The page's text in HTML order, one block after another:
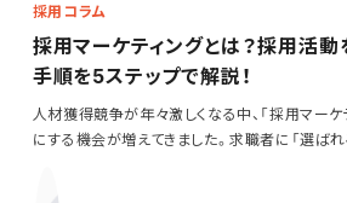
採用コラム
採用マーケティングとは？採用活
手順を5ステップで解説！
人材獲得競争が年々激しくなる中、「採用マーケ
にする機会が増えてきました。求職者に「選ば